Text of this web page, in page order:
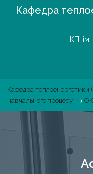
Кафедра
КПІ
Кафедра теплоенергетики
навчального процесу
>